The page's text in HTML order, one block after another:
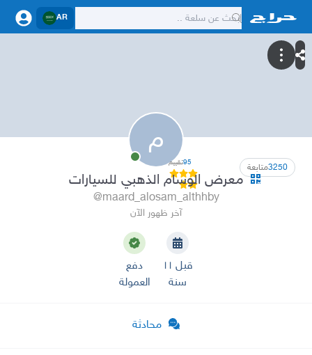
AR
م
3250متابعة 95تقييم
معرض الوسام الذهبي للسيارات
@maard_alosam_althhby
آخر ظهور الآن
قبل ١١
سنة
دفع
العمولة
محادثة